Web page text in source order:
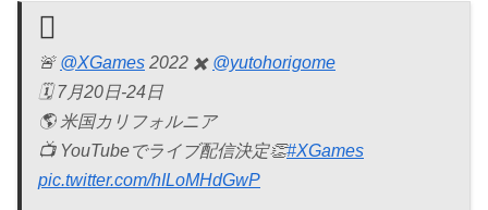
🚨 @XGames 2022 ✖️ @yutohorigome
🗓 7月20日-24日
🌎 米国カリフォルニア
📺 YouTubeでライブ配信決定👏#XGames
pic.twitter.com/hILoMHdGwP